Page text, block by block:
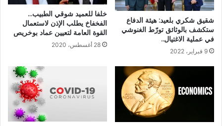
شقيق شكري بلعيد: هيئة الدفاع
ستكشف بالوثائق تورّط الغنوشي
في عملية الاغتيال..
9 فبراير، 2022
خلفا للعميد شوقي الطبيب…
الفخفاخ يطلب الإذن لاستعمال
القوة العامة لتعيين عماد بوخريص
28 أغسطس، 2020